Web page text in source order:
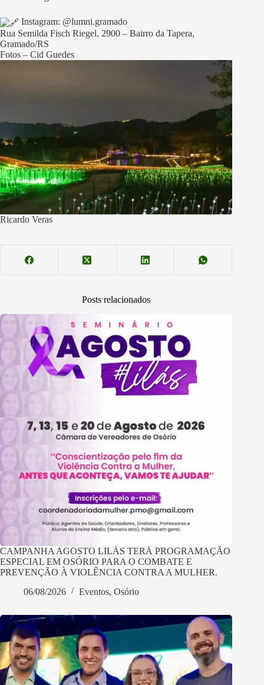
Instagram: @lumni.gramado
Rua Semilda Fisch Riegel, 2900 – Bairro da Tapera,
Gramado/RS
Fotos – Cid Guedes
Ricardo Veras
Posts relacionados
CAMPANHA AGOSTO LILÁS TERÁ PROGRAMAÇÃO
ESPECIAL EM OSÓRIO PARA O COMBATE E
PREVENÇÃO À VIOLÊNCIA CONTRA A MULHER.
06/08/2026
Eventos, Osório